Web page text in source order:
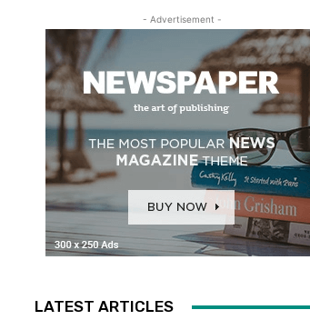
- Advertisement -
LATEST ARTICLES